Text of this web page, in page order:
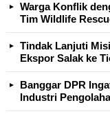
Warga Konflik
Tim Wildlife
Tindak Lanjuti
Ekspor Salak ke
Banggar DPR
Industri